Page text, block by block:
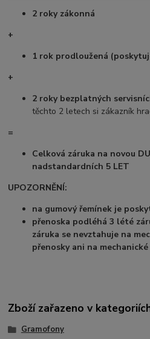
2 roky zákonná
+
1 rok prodloužená
+
2 roky bezplatných
těchto 2 letech si zákazník
=
Celková záruka na novou
nadstandardních 5 LET
UPOZORNĚNÍ:
na gumový řemínek je
přenoska podléhá 3 lété
záruka se nevztahuje na
přenosky ani na
Zboží zařazeno v
Gramofony